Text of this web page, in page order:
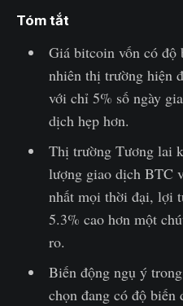
Tóm tắt
Giá bitcoin vốn có độ
nhiên thị trường hiện
với chỉ 5% số ngày
dịch hẹp hơn.
Thị trường Tương lai
lượng giao dịch BTC
nhất mọi thời đại, lợi
5.3% cao hơn một
ro.
Biến động ngụ ý
chọn đang có độ biến